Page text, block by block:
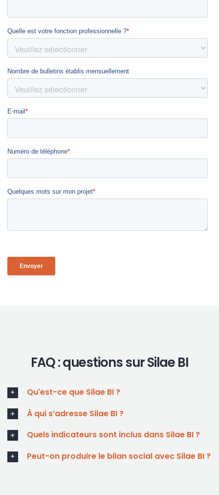
FAQ : questions sur Silae BI
Qu'est-ce que Silae BI ?
À qui s’adresse Silae BI ?
Quels indicateurs sont inclus dans Silae BI ?
Peut-on produire le bilan social avec Silae BI ?